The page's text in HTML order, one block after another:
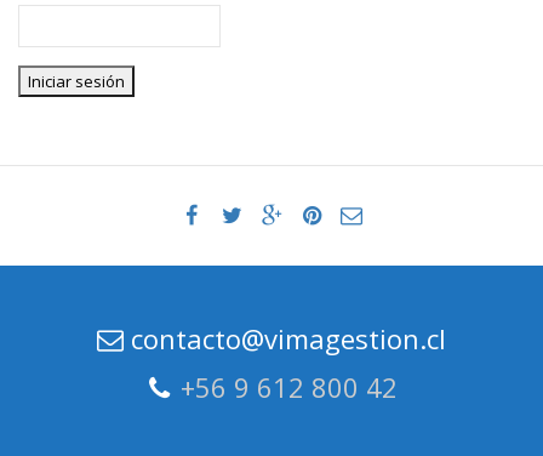
contacto@vimagestion.cl
+56 9 612 800 42